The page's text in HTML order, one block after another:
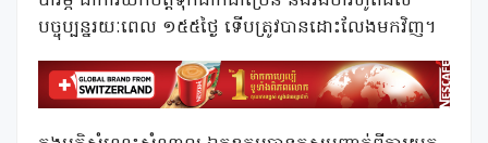
បច្ចុប្បន្នរយៈពេល ១៥៥ថ្ងៃ ទើបត្រូវបានដោះលែងមកវិញ។